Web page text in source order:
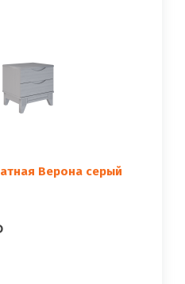
Верона серый